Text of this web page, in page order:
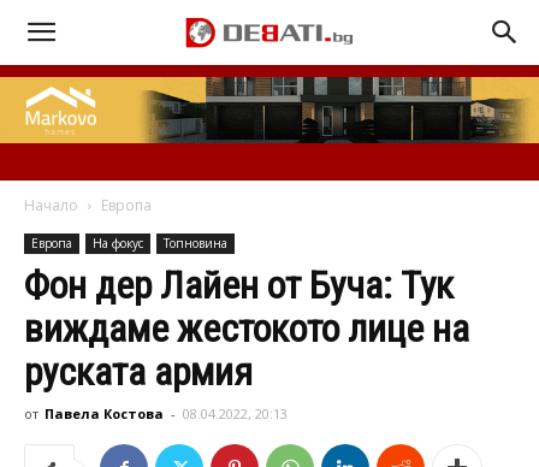
Начало Европа
Европа На фокус Топновина
Фон дер Лайен от Буча: Тук
виждаме жестокото лице на
руската армия
от Павела Костова - 08.04.2022, 20:13